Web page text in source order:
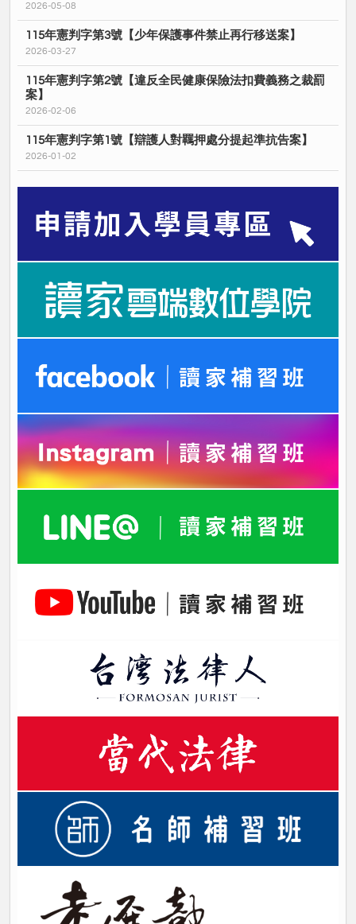
2026-05-08
115年憲判字第3號【少年保護事件禁止再行移送案】
2026-03-27
115年憲判字第2號【違反全民健康保險法扣費義務之裁罰
案】
2026-02-06
115年憲判字第1號【辯護人對羈押處分提起準抗告案】
2026-01-02